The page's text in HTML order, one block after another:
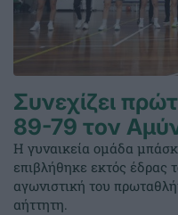
Συνεχίζει
89-79 τον
Η γυναικεία ομάδα
επιβλήθηκε εκτός έδρας
αγωνιστική του
αήττητη.